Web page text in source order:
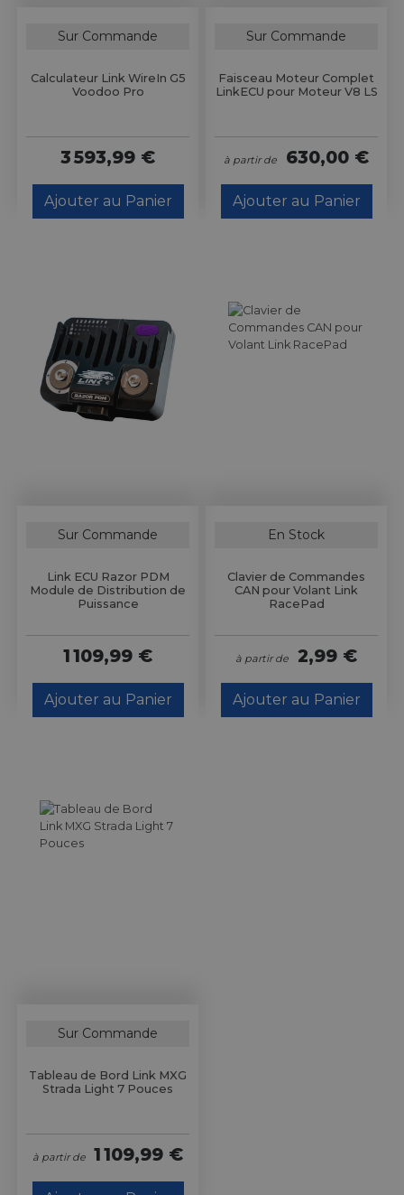
Sur Commande
Calculateur Link WireIn G5
Voodoo Pro
3 593,99 €
Ajouter au Panier
Sur Commande
Faisceau Moteur Complet
LinkECU pour Moteur V8 LS
à partir de 630,00 €
Ajouter au Panier
Sur Commande
Link ECU Razor PDM
Module de Distribution de
Puissance
1 109,99 €
Ajouter au Panier
En Stock
Clavier de Commandes
CAN pour Volant Link
RacePad
à partir de 2,99 €
Ajouter au Panier
Sur Commande
Tableau de Bord Link MXG
Strada Light 7 Pouces
à partir de 1 109,99 €